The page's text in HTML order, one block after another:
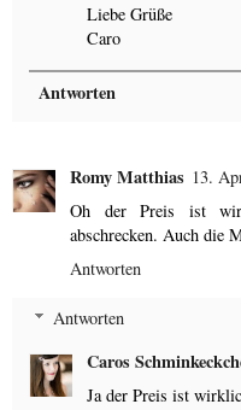
Liebe Grüße
Caro
Antworten
Romy Matthias 13.
Oh der Preis ist
abschrecken. Auch die
Antworten
Antworten
Caros
Ja der Preis ist